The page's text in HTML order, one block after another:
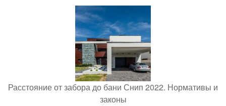
Расстояние от забора до бани Снип 2022. Нормативы и
законы